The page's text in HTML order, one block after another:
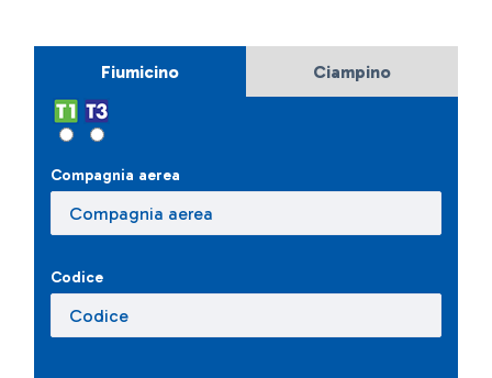
Fiumicino Ciampino
Compagnia aerea
Codice